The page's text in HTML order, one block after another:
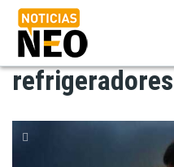
Pasar
contenido
principal
refrigeradores